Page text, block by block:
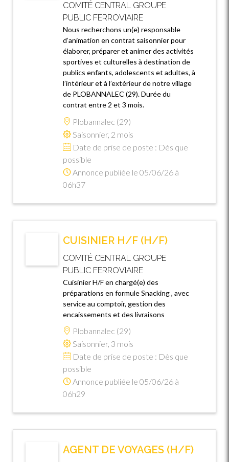
COMITÉ CENTRAL GROUPE
PUBLIC FERROVIAIRE
Nous recherchons un(e) responsable
d’animation en contrat saisonnier pour
élaborer, préparer et animer des activités
sportives et culturelles à destination de
publics enfants, adolescents et adultes, à
l’intérieur et à l’extérieur de notre village
de PLOBANNALEC (29). Durée du
contrat entre 2 et 3 mois.
Plobannalec (29)
Saisonnier, 2 mois
Date de prise de poste : Dès que
possible
Annonce publiée le 05/06/26 à
06h37
CUISINIER H/F (H/F)
COMITÉ CENTRAL GROUPE
PUBLIC FERROVIAIRE
Cuisinier H/F en chargé(e) des
préparations en formule Snacking , avec
service au comptoir, gestion des
encaissements et des livraisons
Plobannalec (29)
Saisonnier, 3 mois
Date de prise de poste : Dès que
possible
Annonce publiée le 05/06/26 à
06h29
AGENT DE VOYAGES (H/F)